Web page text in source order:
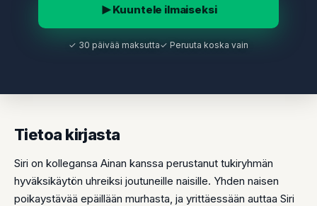
Kuuntele ilmaiseksi
✓ 30 päivää maksutta✓ Peruuta koska vain
Tietoa kirjasta
Siri on kollegansa Ainan kanssa perustanut tukiryhmän
hyväksikäytön uhreiksi joutuneille naisille. Yhden naisen
poikaystävää epäillään murhasta, ja yrittäessään auttaa Siri